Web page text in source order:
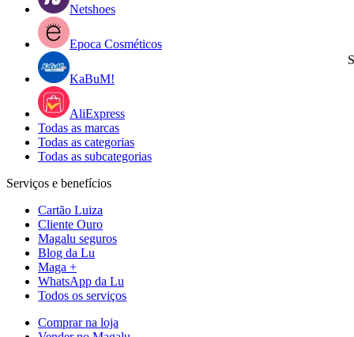
Netshoes
Epoca Cosméticos
KaBuM!
AliExpress
Todas as marcas
Todas as categorias
Todas as subcategorias
Serviços e benefícios
Cartão Luiza
Cliente Ouro
Magalu seguros
Blog da Lu
Maga +
WhatsApp da Lu
Todos os serviços
Comprar na loja